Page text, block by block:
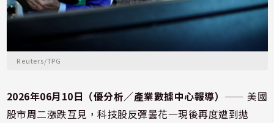
Reuters/TPG
2026年06月10日（優分析／產業數據中心報導） ⸺ 美國
股市周二漲跌互見，科技股反彈曇花一現後再度遭到拋